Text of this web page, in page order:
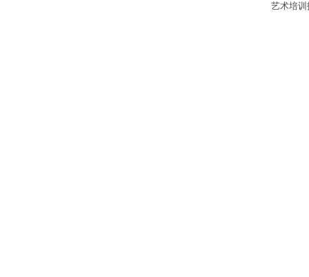
艺术培